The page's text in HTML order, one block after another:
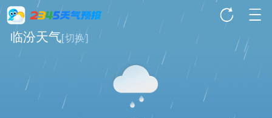
临汾天气[切换]